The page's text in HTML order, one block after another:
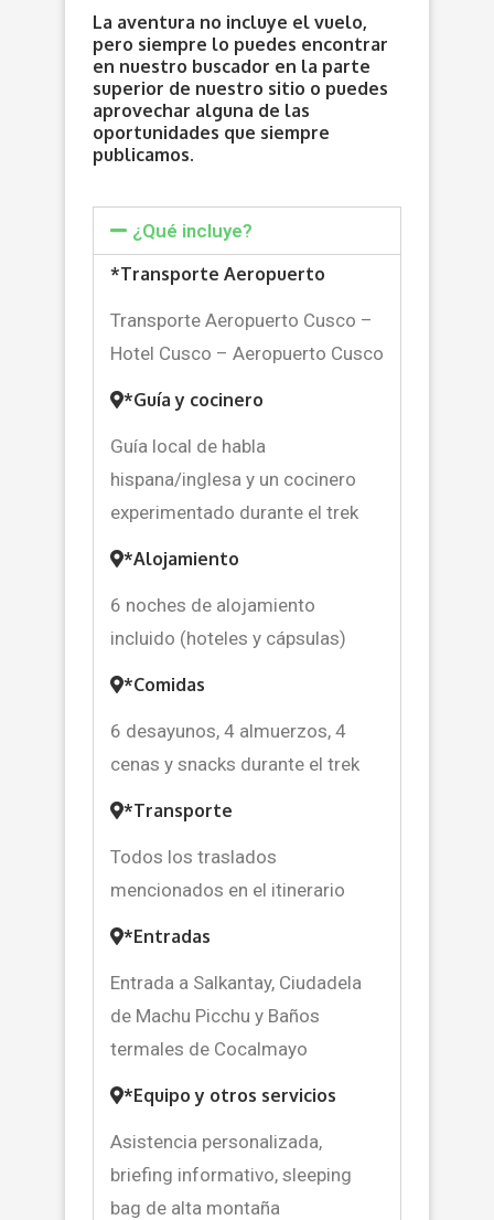
La aventura no incluye el vuelo,
pero siempre lo puedes encontrar
en nuestro buscador en la parte
superior de nuestro sitio o puedes
aprovechar alguna de las
oportunidades que siempre
publicamos.
¿Qué incluye?
*Transporte Aeropuerto
Transporte Aeropuerto Cusco –
Hotel Cusco – Aeropuerto Cusco
*Guía y cocinero
Guía local de habla
hispana/inglesa y un cocinero
experimentado durante el trek
*Alojamiento
6 noches de alojamiento
incluido (hoteles y cápsulas)
*Comidas
6 desayunos, 4 almuerzos, 4
cenas y snacks durante el trek
*Transporte
Todos los traslados
mencionados en el itinerario
*Entradas
Entrada a Salkantay, Ciudadela
de Machu Picchu y Baños
termales de Cocalmayo
*Equipo y otros servicios
Asistencia personalizada,
briefing informativo, sleeping
bag de alta montaña